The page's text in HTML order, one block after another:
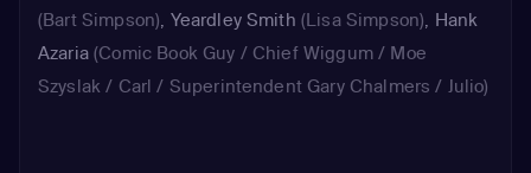
(Bart Simpson), Yeardley Smith (Lisa Simpson), Hank
Azaria(Comic Book Guy / Chief Wiggum / Moe
Szyslak / Carl / Superintendent Gary Chalmers / Julio)